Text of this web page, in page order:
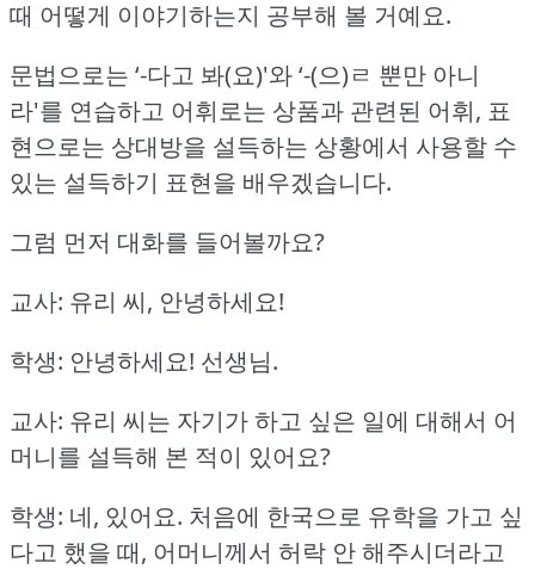
때 어떻게 이야기하는지 공부해 볼 거예요.
문법으로는 ‘-다고 봐(요)'와 ‘-(으)ㄹ 뿐만 아니
라'를 연습하고 어휘로는 상품과 관련된 어휘, 표
현으로는 상대방을 설득하는 상황에서 사용할 수
있는 설득하기 표현을 배우겠습니다.
그럼 먼저 대화를 들어볼까요?
교사: 유리 씨, 안녕하세요!
학생: 안녕하세요! 선생님.
교사: 유리 씨는 자기가 하고 싶은 일에 대해서 어
머니를 설득해 본 적이 있어요?
학생: 네, 있어요. 처음에 한국으로 유학을 가고 싶
다고 했을 때, 어머니께서 허락 안 해주시더라고